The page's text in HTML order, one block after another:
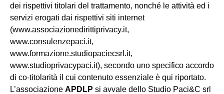
dei rispettivi titolari del trattamento, nonché le attività ed i
servizi erogati dai rispettivi siti internet
(www.associazionedirittiprivacy.it,
www.consulenzepaci.it,
www.formazione.studiopaciecsrl.it,
www.studioprivacypaci.it), secondo uno specifico accordo
di co-titolarità il cui contenuto essenziale è qui riportato.
L’associazione APDLP si avvale dello Studio Paci&C srl